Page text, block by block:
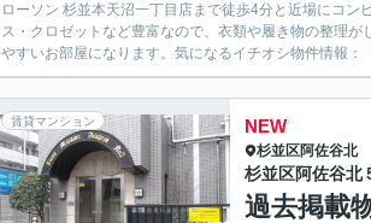
ローソン 杉並本天沼一丁目店まで徒歩4分と近場にコ
ス・クロゼットなど豊富なので、衣類や履き物の整理
やすいお部屋になります。気になるイチオシ物件情報
賃貸マンション NEW
杉並区阿佐谷北
杉並区阿佐谷北
過去掲載